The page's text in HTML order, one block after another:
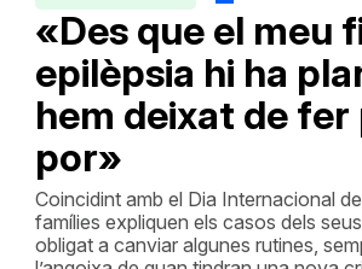
«Des que el meu
epilèpsia hi ha
hem deixat de fer
por»
Coincidint amb el Dia Internacional de
famílies expliquen els casos dels
obligat a canviar algunes rutines,